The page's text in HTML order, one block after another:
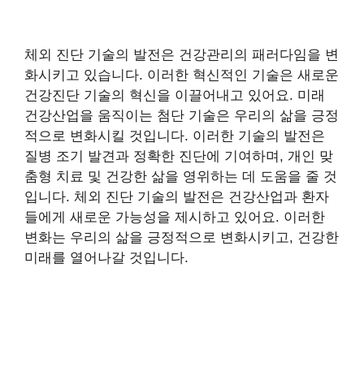
체외 진단 기술의 발전은 건강관리의 패러다임을 변
화시키고 있습니다. 이러한 혁신적인 기술은 새로운
건강진단 기술의 혁신을 이끌어내고 있어요. 미래
건강산업을 움직이는 첨단 기술은 우리의 삶을 긍정
적으로 변화시킬 것입니다. 이러한 기술의 발전은
질병 조기 발견과 정확한 진단에 기여하며, 개인 맞
춤형 치료 및 건강한 삶을 영위하는 데 도움을 줄 것
입니다. 체외 진단 기술의 발전은 건강산업과 환자
들에게 새로운 가능성을 제시하고 있어요. 이러한
변화는 우리의 삶을 긍정적으로 변화시키고, 건강한
미래를 열어나갈 것입니다.